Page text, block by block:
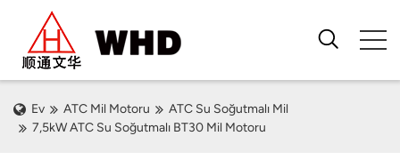
Ev ATC Mil Motoru
ATC Su Soğutmalı Mil
7,5kW ATC Su Soğutmalı BT30 Mil Motoru